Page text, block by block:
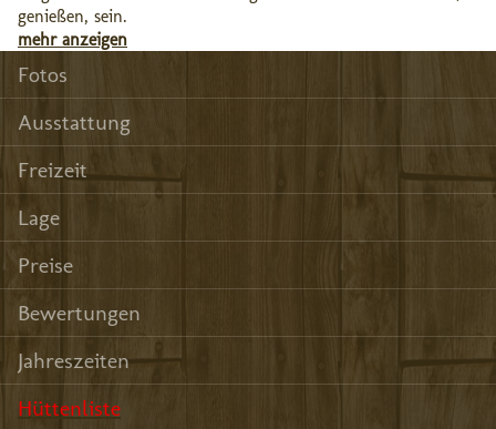
genießen, sein.
mehr anzeigen
Fotos
Ausstattung
Freizeit
Lage
Preise
Bewertungen
Jahreszeiten
Hüttenliste